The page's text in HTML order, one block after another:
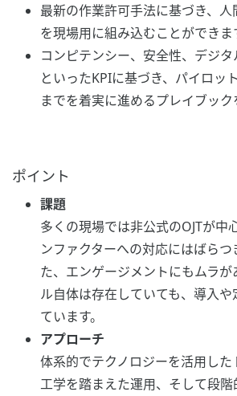
最新の作業許可手法に基づき、
を現場用に組み込むことができま
コンピテンシー、安全性、デジ
といったKPIに基づき、パイロッ
までを着実に進めるプレイブック
ポイント
課題
多くの現場では非公式のOJTが中
ンファクターへの対応にはばらつ
た、エンゲージメントにもムラ
ル自体は存在していても、導入
ています。
アプローチ
体系的でテクノロジーを活用し
工学を踏まえた運用、そして段